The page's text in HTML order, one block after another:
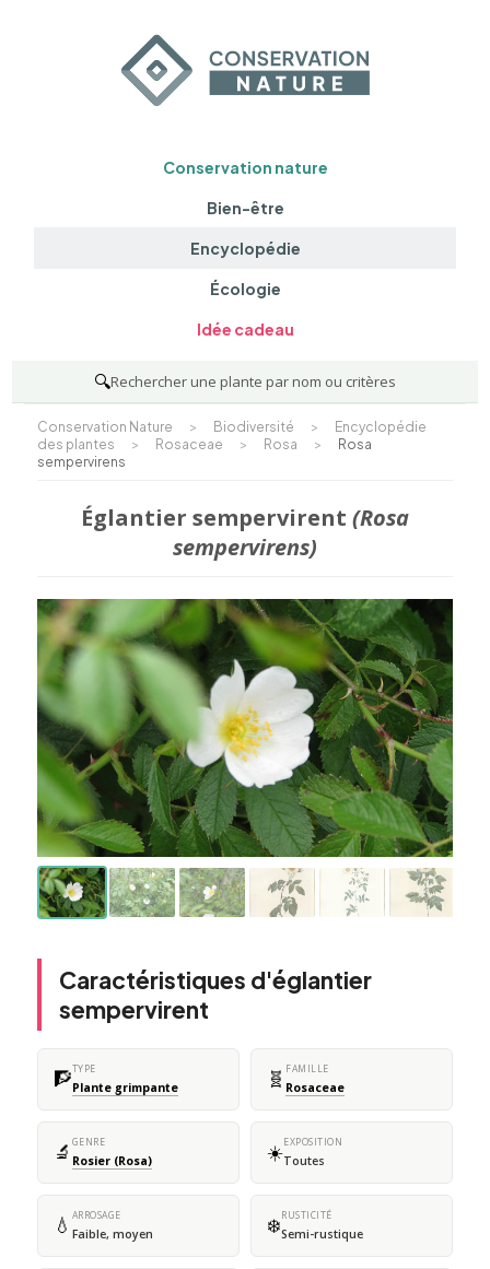
Conservation nature
Bien-être
Encyclopédie
Écologie
Idée cadeau
🔍Rechercher une plante par nom ou critères
Conservation Nature > Biodiversité >
Encyclopédie
des plantes
> Rosaceae > Rosa >
Rosa
sempervirens
Églantier sempervirent (Rosa
sempervirens)
Caractéristiques d'églantier
sempervirent
🧗TYPE
Plante grimpante 🧬 FAMILLE
Rosaceae
🔬 GENRE
Rosier (Rosa) ☀️EXPOSITION
Toutes
💧 ARROSAGE
Faible, moyen ❄️RUSTICITÉ
Semi-rustique